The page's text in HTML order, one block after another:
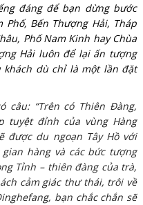
đáng để bạn dừng bước
Phố, Bến Thượng Hải, Tháp
Phố Nam Kinh hay Chùa
Hải luôn để lại ấn tượng
dù chỉ là một lần đặt
câu: “Trên có Thiên Đàng,
tuyệt đỉnh của vùng Hàng
được du ngoạn Tây Hồ với
hàng và các bức tượng
Tỉnh – thiên đàng của trà,
cảm giác thư thái, trôi về
bạn chắc chắn sẽ